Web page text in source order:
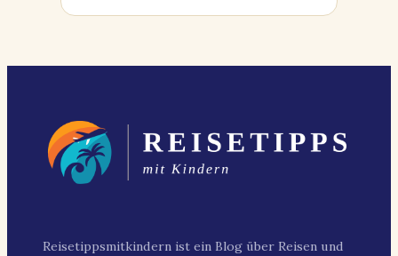
Reisetippsmitkindern ist ein Blog über Reisen und